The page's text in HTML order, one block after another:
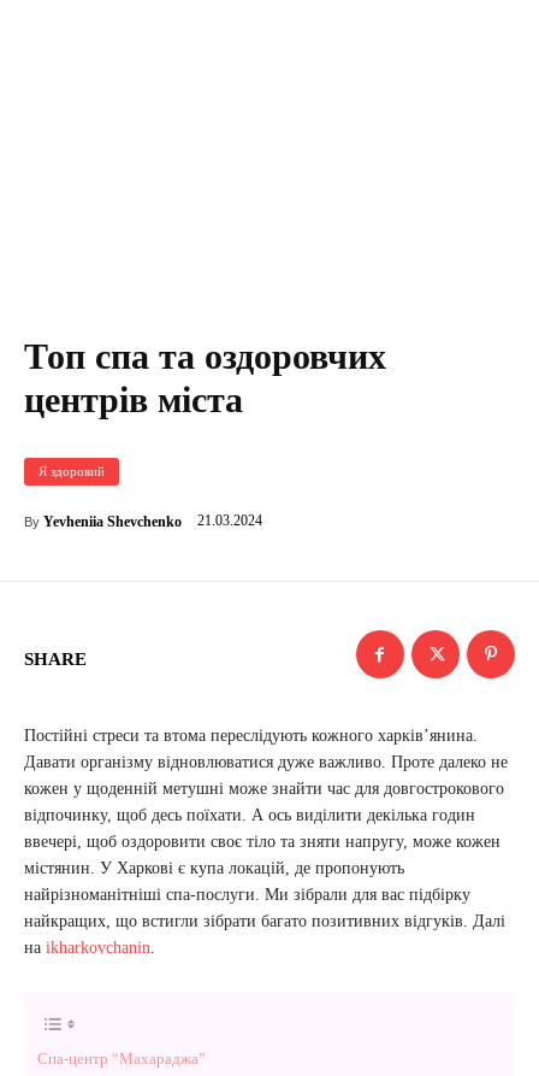
Топ спа та оздоровчих
центрів міста
Я здоровий
By Yevheniia Shevchenko 21.03.2024
SHARE
Постійні стреси та втома переслідують кожного харків’янина.
Давати організму відновлюватися дуже важливо. Проте далеко не
кожен у щоденній метушні може знайти час для довгострокового
відпочинку, щоб десь поїхати. А ось виділити декілька годин
ввечері, щоб оздоровити своє тіло та зняти напругу, може кожен
містянин. У Харкові є купа локацій, де пропонують
найрізноманітніші спа-послуги. Ми зібрали для вас підбірку
найкращих, що встигли зібрати багато позитивних відгуків. Далі
на ikharkovchanin.
Спа-центр “Махараджа”